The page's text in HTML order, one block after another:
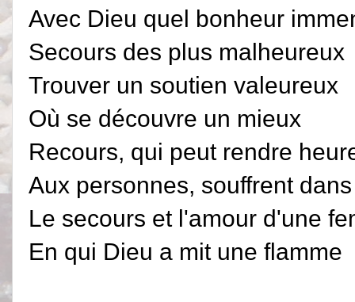
Avec Dieu quel bonheur
Secours des plus malheureux
Trouver un soutien valeureux
Où se découvre un mieux
Recours, qui peut rendre
Aux personnes, souffrent
Le secours et l'amour d'une
En qui Dieu a mit une flamme